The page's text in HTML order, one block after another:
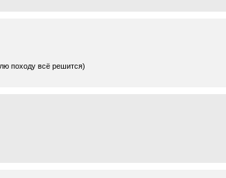
походу всё решится)